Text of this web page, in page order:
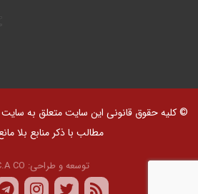
© کلیه حقوق قانونی این سایت متعلق به سایت
مطالب با ذکر منابع بلا
توسعه و طراحی: CO